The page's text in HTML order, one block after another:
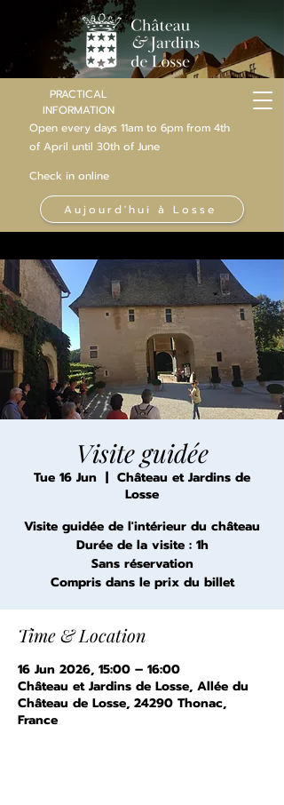
PRACTICAL
INFORMATION
Open every days 11am to 6pm from 4th
of April until 30th of June
Check in online
Aujourd'hui à Losse
Visite guidée
Tue 16 Jun
  |
Château et Jardins de
Losse
Visite guidée de l'intérieur du château
Durée de la visite : 1h
Sans réservation
Compris dans le prix du billet
Time & Location
16 Jun 2026, 15:00 – 16:00
Château et Jardins de Losse, Allée du
Château de Losse, 24290 Thonac,
France